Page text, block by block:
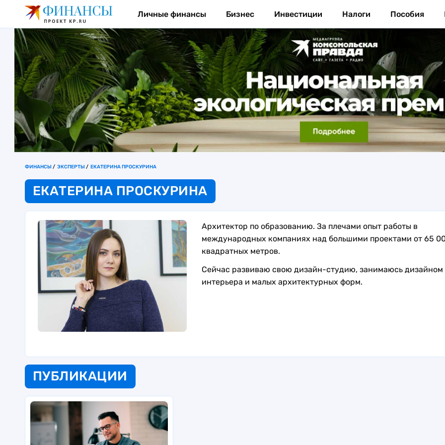
Личные финансы Бизнес Инвестиции Налоги Пособия
ФИНАНСЫ ЭКСПЕРТЫ ЕКАТЕРИНА ПРОСКУРИНА
ЕКАТЕРИНА ПРОСКУРИНА
Архитектор по образованию. За плечами опыт работы в
международных компаниях над большими проектами от 65
квадратных метров.
Сейчас развиваю свою дизайн-студию, занимаюсь дизайном
интерьера и малых архитектурных форм.
ПУБЛИКАЦИИ